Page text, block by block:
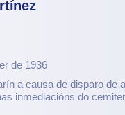
de 1936
a causa de disparo de
inmediacións do